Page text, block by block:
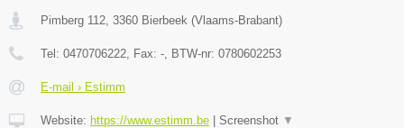
Pimberg 112 3360 Bierbeek (Vlaams-Brabant)
Tel: 0470706222 , Fax: - , BTW-nr: 0780602253
E-mail › Estimm
Website: https://www.estimm.be Screenshot ▼